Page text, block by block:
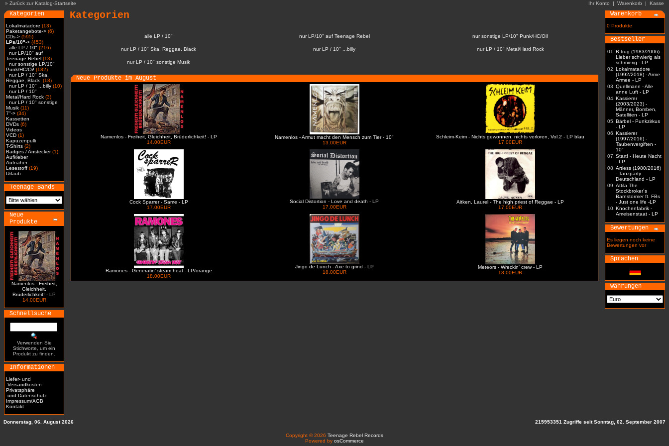
» Zurück zur Katalog-Startseite Ihr Konto | Warenkorb | Kasse
Kategorien
Lokalmatadore (13)
Paketangebote-> (6)
CDs-> (595)
LPs/10"-> (453)
alle LP / 10" (216)
nur LP/10" auf
Teenage Rebel (13)
nur sonstige LP/10"
Punk/HC/Oi! (182)
nur LP / 10" Ska,
Reggae, Black (18)
nur LP / 10" ...billy (10)
nur LP / 10"
Metal/Hard Rock (3)
nur LP / 10" sonstige
Musik (11)
7"-> (34)
Kassetten
DVDs (6)
Videos
VCD (1)
Kapuzenpulli
T-Shirts (2)
Badges / Anstecker(1)
Aufkleber
Aufnäher
Lesestoff (19)
Urlaub
Teenage Bands
Neue
Produkte
Namenlos - Freiheit,
Gleichheit,
Brüderlichkeit! - LP
14.00EUR
Schnellsuche
Verwenden Sie
Stichworte, um ein
Produkt zu finden.
Informationen
Liefer- und
Versandkosten
Privatsphäre
und Datenschutz
Impressum/AGB
Kontakt
Kategorien
alle LP / 10" nur LP/10" auf Teenage Rebel nur sonstige LP/10" Punk/HC/Oi!
nur LP / 10" Ska, Reggae, Black nur LP / 10" ...billy nur LP / 10" Metal/Hard Rock
nur LP / 10" sonstige Musik
Neue Produkte im August
Namenlos - Freiheit, Gleichheit, Brüderlichkeit! - LP
14.00EUR
Namenlos - Armut macht den Mensch zum Tier - 10"
13.00EUR
Schleim-Keim - Nichts gewonnen, nichts verloren, Vol.2 - LP blau
17.00EUR
Cock Sparrer - Same - LP
17.00EUR
Social Distortion - Love and death - LP
17.00EUR
Aitken, Laurel - The high priest of Reggae - LP
17.00EUR
Ramones - Generatin' steam heat - LP/orange
18.00EUR
Jingo de Lunch - Axe to grind - LP
18.00EUR
Meteors - Wreckin' crew - LP
18.00EUR
Warenkorb
0 Produkte
Bestseller
01.
B.trug (1983/2006) -
Lieber schwierig als
schmierig - LP
02. Lokalmatadore
(1992/2018) - Arme
Armee - LP
03. Quellmann - Alle
anne Luft - LP
04. Kassierer
(2003/2023) -
Männer, Bomben,
Satelliten - LP
05. Bärbel - Punkzirkus
- LP
06. Kassierer
(1997/2016) -
Taubenvergiften -
10"
07. Start! - Heute Nacht
- LP
08. Artless (1980/2016)
- Tanzparty
Deutschland - LP
09. Attila The
Stockbroker´s
Barnstormer ft. FBs
- Just one life -LP
10. Knochenfabrik -
Ameisenstaat - LP
Bewertungen
Es liegen noch keine
Bewertungen vor
Sprachen
Währungen
Donnerstag, 06. August 2026 215953351 Zugriffe seit Sonntag, 02. September 2007
Copyright © 2026 Teenage Rebel Records
Powered by osCommerce